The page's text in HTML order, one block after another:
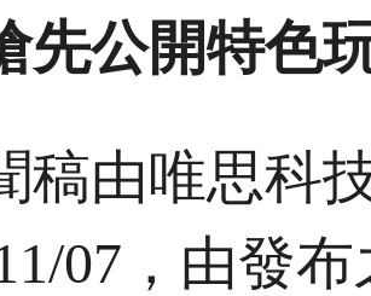
先公開特色
稿由唯思科
07，由發